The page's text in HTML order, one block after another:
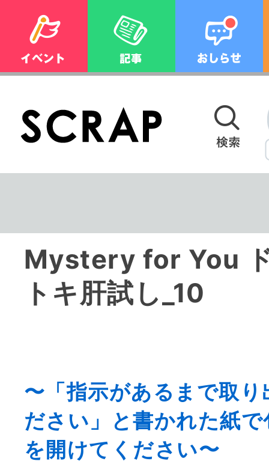
Mystery for You ドキドキナゾ
トキ肝試し_10
〜「指示があるまで取
ださい」と書かれた紙
を開けてください〜